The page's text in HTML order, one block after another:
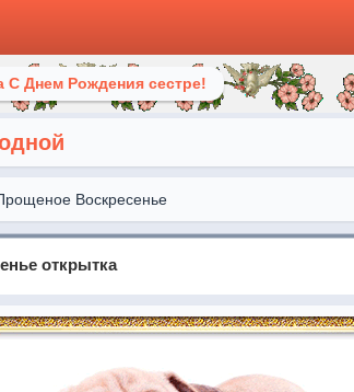
С Днем Рождения сестре!
Воскресенье
открытка